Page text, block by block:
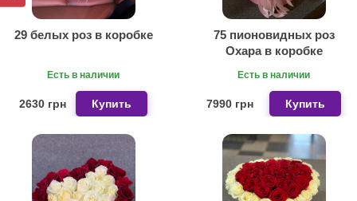
29 белых роз в коробке
Есть в наличии
2630 грн Купить
75 пионовидных роз
Охара в коробке
Есть в наличии
7990 грн Купить